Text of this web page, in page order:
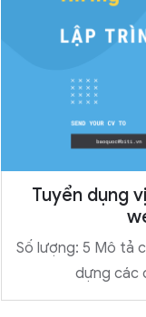
Tuyển dụng
Số lượng: 5 Mô tả
dựng các